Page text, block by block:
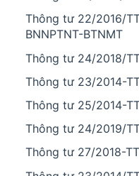
Thông tư 22/2016/
BNNPTNT-BTNMT
Thông tư 24/2018/
Thông tư 23/2014-
Thông tư 25/2014-
Thông tư 24/2019/
Thông tư 27/2018-